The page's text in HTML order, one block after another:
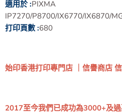
如果你需要更多協助，歡
們的客服人員聯絡！
IP7270/P8700/IX6770/IX6870/